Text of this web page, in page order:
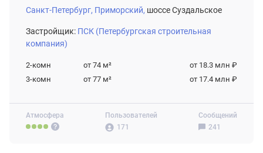
Атмосфера
Пользователей
171
Сообщений
241
Санкт-Петербург, Приморский, шоссе Суздальское
Застройщик: ПСК (Петербургская строительная
компания)
2-комн от 74 м²
от 18.3 млн ₽
3-комн
от 77 м² от 17.4 млн ₽